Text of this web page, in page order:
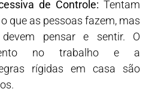
de Controle: Tentam
que as pessoas fazem, mas
pensar e sentir. O
no trabalho e a
rígidas em casa são